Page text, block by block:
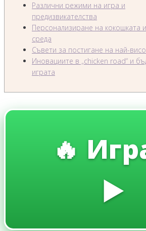
Различни режими на игра и
предизвикателства
Персонализиране на кокошката
среда
Съвети за постигане на най-
Иновациите в „chicken road“ и
играта
🔥
▶️